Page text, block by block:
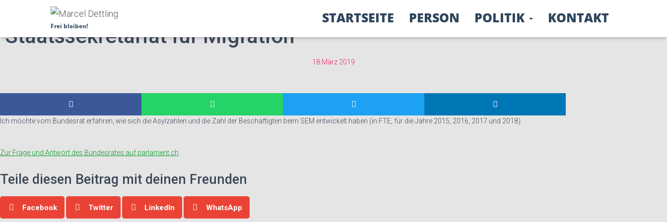
Frei bleiben!
STARTSEITE PERSON POLITIK KONTAKT
Frage: Entwicklung der Asylzahlen und der Beschäftigten beim
Staatssekretariat für Migration
18 März 2019
Ich möchte vom Bundesrat erfahren, wie sich die Asylzahlen und die Zahl der Beschäftigten beim SEM entwickelt haben (in FTE, für die Jahre 2015, 2016, 2017 und 2018).
Zur Frage und Antwort des Bundesrates auf parlament.ch
Teile diesen Beitrag mit deinen Freunden
Facebook Twitter LinkedIn WhatsApp